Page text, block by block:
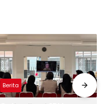
Berita